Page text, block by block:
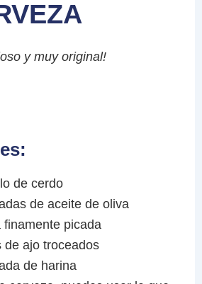
y muy original!
de cerdo
de aceite de oliva
finamente picada
de ajo troceados
de harina